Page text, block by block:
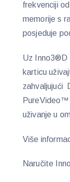
frekvenciji
memorije s
posjeduje
Uz Inno3®D
karticu
zahvaljujući
PureVideo™
uživanje u
Više
Naručite